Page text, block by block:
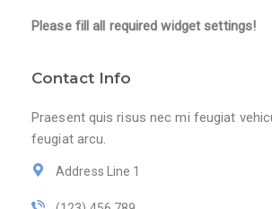
Please fill all required widget settings!
Contact Info
Praesent quis risus nec mi feugiat
feugiat arcu.
Address Line 1